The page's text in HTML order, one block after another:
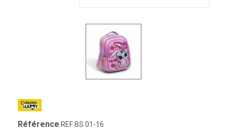
Référence REF BS 01-16